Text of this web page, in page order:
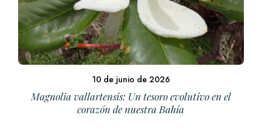
10 de junio de 2026
Magnolia vallartensis: Un tesoro evolutivo en el
corazón de nuestra Bahía